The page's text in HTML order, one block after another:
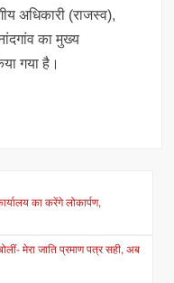
अधिकारी (राजस्व),
का मुख्य
गया है।
का करेंगे लोकार्पण,
मेरा जाति प्रमाण पत्र सही, अब